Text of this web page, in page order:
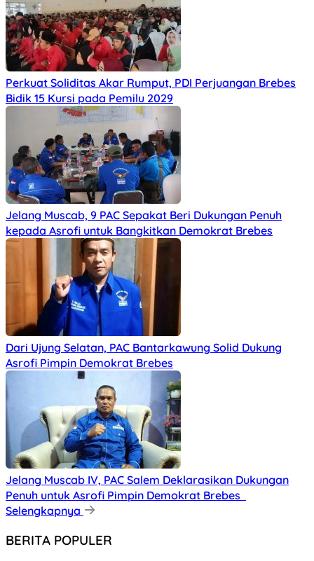
Perkuat Soliditas Akar Rumput, PDI Perjuangan Brebes
Bidik 15 Kursi pada Pemilu 2029
Jelang Muscab, 9 PAC Sepakat Beri Dukungan Penuh
kepada Asrofi untuk Bangkitkan Demokrat Brebes
Dari Ujung Selatan, PAC Bantarkawung Solid Dukung
Asrofi Pimpin Demokrat Brebes
Jelang Muscab IV, PAC Salem Deklarasikan Dukungan
Penuh untuk Asrofi Pimpin Demokrat Brebes
Selengkapnya
BERITA POPULER